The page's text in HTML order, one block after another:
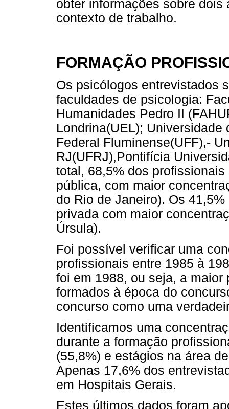
obter informações sobre
contexto de trabalho.
FORMAÇÃO
Os psicólogos entrevistados
faculdades de psicologia:
Humanidades Pedro II
Londrina(UEL);
Federal Fluminense(UFF),-
RJ(UFRJ),Pontifícia
total, 68,5% dos
pública, com maior
do Rio de Janeiro). Os
privada com maior
Úrsula).
Foi possível verificar uma
profissionais entre 1985 à
foi em 1988, ou seja, a
formados à época do
concurso como uma
Identificamos uma
durante a formação
(55,8%) e estágios na área
Apenas 17,6% dos
em Hospitais Gerais.
Estes últimos dados foram